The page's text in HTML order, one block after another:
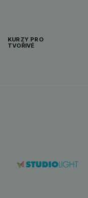
KURZY PRO
TVOŘIVÉ